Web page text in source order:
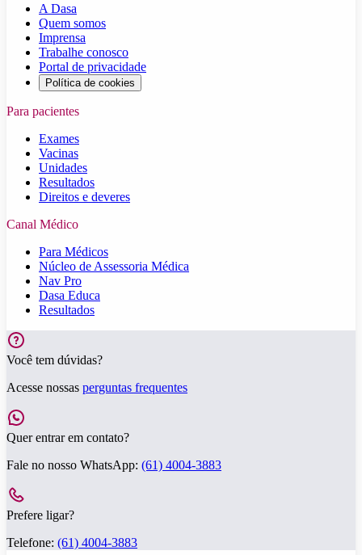
A Dasa
Quem somos
Imprensa
Trabalhe conosco
Portal de privacidade
Política de cookies
Para pacientes
Exames
Vacinas
Unidades
Resultados
Direitos e deveres
Canal Médico
Para Médicos
Núcleo de Assessoria Médica
Nav Pro
Dasa Educa
Resultados
Você tem dúvidas?
Acesse nossas perguntas frequentes
Quer entrar em contato?
Fale no nosso WhatsApp: (61) 4004-3883
Prefere ligar?
Telefone: (61) 4004-3883